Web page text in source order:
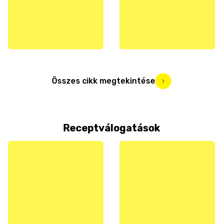
Összes cikk megtekintése
Receptválogatások